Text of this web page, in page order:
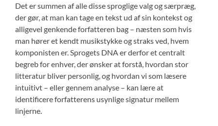
Det er summen af alle disse sproglige valg og særpræg,
der gør, at man kan tage en tekst ud af sin kontekst og
alligevel genkende forfatteren bag – næsten som hvis
man hører et kendt musikstykke og straks ved, hvem
komponisten er. Sprogets DNA er derfor et centralt
begreb for enhver, der ønsker at forstå, hvordan stor
litteratur bliver personlig, og hvordan vi som læsere
intuitivt – eller gennem analyse – kan lære at
identificere forfatterens usynlige signatur mellem
linjerne.